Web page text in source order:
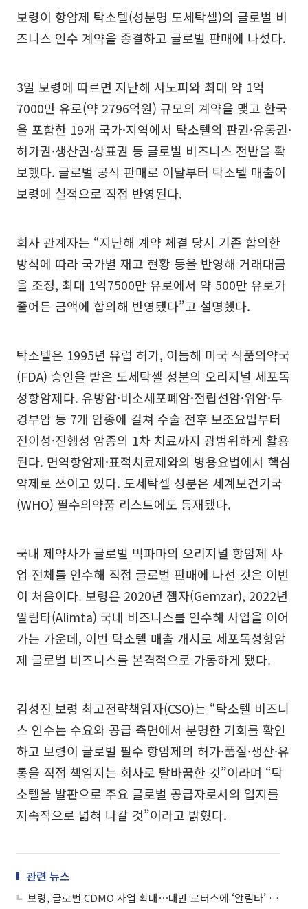
보령이 항암제 탁소텔(성분명 도세탁셀)의 글로벌 비
즈니스 인수 계약을 종결하고 글로벌 판매에 나섰다.
3일 보령에 따르면 지난해 사노피와 최대 약 1억
7000만 유로(약 2796억원) 규모의 계약을 맺고 한국
을 포함한 19개 국가·지역에서 탁소텔의 판권·유통권·
허가권·생산권·상표권 등 글로벌 비즈니스 전반을 확
보했다. 글로벌 공식 판매로 이달부터 탁소텔 매출이
보령에 실적으로 직접 반영된다.
회사 관계자는 “지난해 계약 체결 당시 기존 합의한
방식에 따라 국가별 재고 현황 등을 반영해 거래대금
을 조정, 최대 1억7500만 유로에서 약 500만 유로가
줄어든 금액에 합의해 반영됐다”고 설명했다.
탁소텔은 1995년 유럽 허가, 이듬해 미국 식품의약국
(FDA) 승인을 받은 도세탁셀 성분의 오리지널 세포독
성항암제다. 유방암·비소세포폐암·전립선암·위암·두
경부암 등 7개 암종에 걸쳐 수술 전후 보조요법부터
전이성·진행성 암종의 1차 치료까지 광범위하게 활용
된다. 면역항암제·표적치료제와의 병용요법에서 핵심
약제로 쓰이고 있다. 도세탁셀 성분은 세계보건기국
(WHO) 필수의약품 리스트에도 등재됐다.
국내 제약사가 글로벌 빅파마의 오리지널 항암제 사
업 전체를 인수해 직접 글로벌 판매에 나선 것은 이번
이 처음이다. 보령은 2020년 젬자(Gemzar), 2022년
알림타(Alimta) 국내 비즈니스를 인수해 사업을 이어
가는 가운데, 이번 탁소텔 매출 개시로 세포독성항암
제 글로벌 비즈니스를 본격적으로 가동하게 됐다.
김성진 보령 최고전략책임자(CSO)는 “탁소텔 비즈니
스 인수는 수요와 공급 측면에서 분명한 기회를 확인
하고 보령이 글로벌 필수 항암제의 허가·품질·생산·유
통을 직접 책임지는 회사로 탈바꿈한 것”이라며 “탁
소텔을 발판으로 주요 글로벌 공급자로서의 입지를
지속적으로 넓혀 나갈 것”이라고 밝혔다.
관련 뉴스
보령, 글로벌 CDMO 사업 확대⋯대만 로터스에 ‘알림타’ 공급 시작